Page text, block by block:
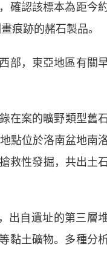
確認該標本為距今
痕跡的赭石製品。
部，東亞地區有關
在案的曠野類型舊石
點位於洛南盆地南
救性發掘，共出土石
出自遺址的第三層
黏土礦物。多種分